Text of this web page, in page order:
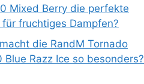
Mixed Berry die perfekte
für fruchtiges Dampfen?
die RandM Tornado
Blue Razz Ice so besonders?